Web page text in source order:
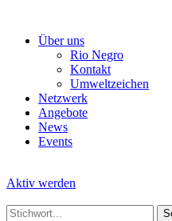
Über uns
Rio Negro
Kontakt
Umweltzeichen
Netzwerk
Angebote
News
Events
Aktiv werden